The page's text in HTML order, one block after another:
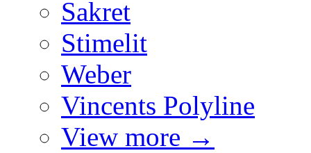
Sakret
Stimelit
Weber
Vincents Polyline
View more →